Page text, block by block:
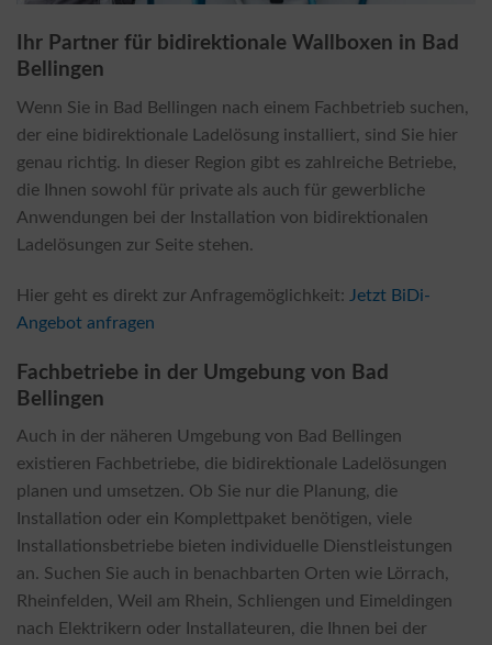
Ihr Partner für bidirektionale Wallboxen in Bad
Bellingen
Wenn Sie in Bad Bellingen nach einem Fachbetrieb suchen,
der eine bidirektionale Ladelösung installiert, sind Sie hier
genau richtig. In dieser Region gibt es zahlreiche Betriebe,
die Ihnen sowohl für private als auch für gewerbliche
Anwendungen bei der Installation von bidirektionalen
Ladelösungen zur Seite stehen.
Hier geht es direkt zur Anfragemöglichkeit: Jetzt BiDi-
Angebot anfragen
Fachbetriebe in der Umgebung von Bad
Bellingen
Auch in der näheren Umgebung von Bad Bellingen
existieren Fachbetriebe, die bidirektionale Ladelösungen
planen und umsetzen. Ob Sie nur die Planung, die
Installation oder ein Komplettpaket benötigen, viele
Installationsbetriebe bieten individuelle Dienstleistungen
an. Suchen Sie auch in benachbarten Orten wie Lörrach,
Rheinfelden, Weil am Rhein, Schliengen und Eimeldingen
nach Elektrikern oder Installateuren, die Ihnen bei der